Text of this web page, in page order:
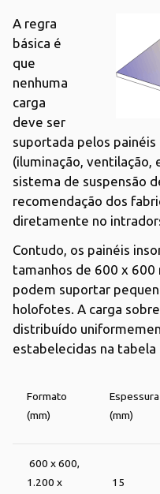
A regra
básica é
que
nenhuma
carga
deve ser
suportada pelos
(iluminação, ventilação,
sistema de suspensão
recomendação dos
diretamente no
Contudo, os painéis
tamanhos de 600 x
podem suportar
holofotes. A carga
distribuído
estabelecidas na tabela
Formato
(mm)
Espessura
(mm)
600 x 600,
1.200 x
15